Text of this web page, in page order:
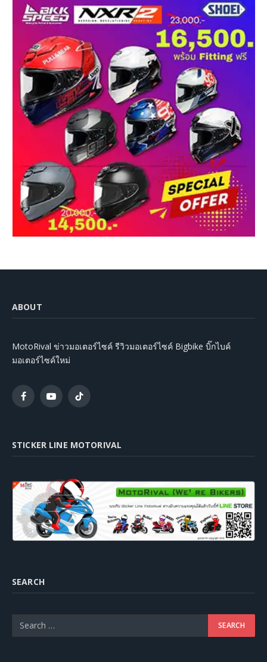
ABOUT
MotoRival ข่าวมอเตอร์ไซค์ รีวิวมอเตอร์ไซค์ Bigbike บิ๊กไบค์
มอเตอร์ไซค์ใหม่
FacebookYouTubeTikTok
STICKER LINE MOTORIVAL
SEARCH